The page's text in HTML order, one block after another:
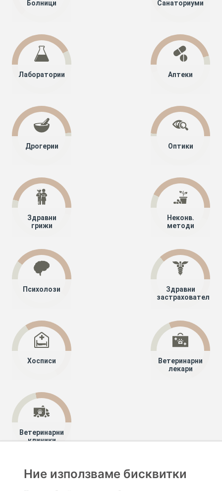
Болници Санаториуми
Лаборатории Аптеки
Дрогерии Оптики
Здравни
грижи
Неконв.
методи
Психолози
Здравни
застрахователи
Хосписи
Ветеринарни
лекари
Ветеринарни
клиники
Специалисти
Ние използваме бисквитки